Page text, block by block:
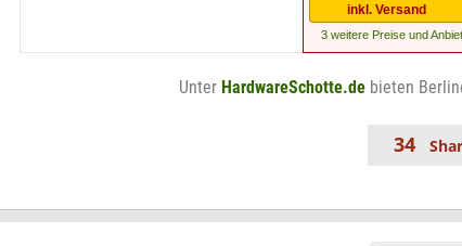
inkl. Versand
3 weitere Preise und
Unter HardwareSchotte.de bieten
34